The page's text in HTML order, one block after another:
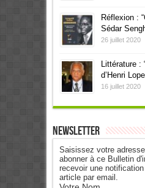
Réflexion :
Sédar
26 juillet 2020
Littérature :
d’Henri
16 juillet 2020
Newsletter
Saisissez votre
abonner à ce Bulletin
recevoir une
article par email.